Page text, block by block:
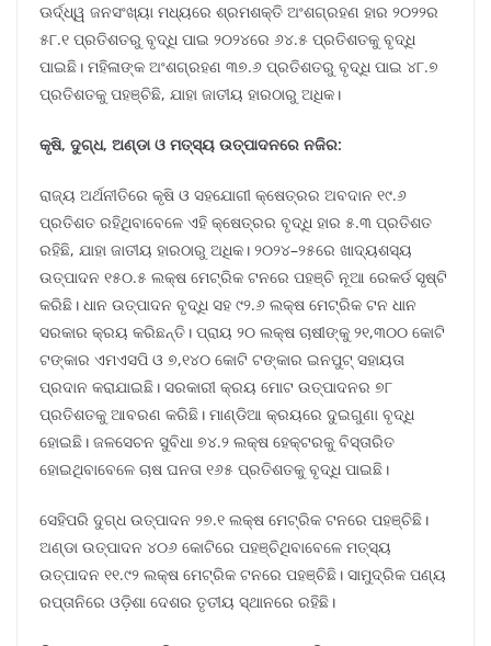
ଊର୍ଦ୍ଧ୍ୱ ଜନସଂଖ୍ୟା ମଧ୍ୟରେ ଶ୍ରମଶକ୍ତି ଅଂଶଗ୍ରହଣ ହାର ୨୦୨୨ର
୫୮.୧ ପ୍ରତିଶତରୁ ବୃଦ୍ଧି ପାଇ ୨୦୨୪ରେ ୬୪.୫ ପ୍ରତିଶତକୁ ବୃଦ୍ଧି
ପାଇଛି। ମହିଳାଙ୍କ ଅଂଶଗ୍ରହଣ ୩୭.୬ ପ୍ରତିଶତରୁ ବୃଦ୍ଧି ପାଇ ୪୮.୭
ପ୍ରତିଶତକୁ ପହଞ୍ଚିଛି, ଯାହା ଜାତୀୟ ହାରଠାରୁ ଅଧିକ।
କୃଷି, ଦୁଗ୍ଧ, ଅଣ୍ଡା ଓ ମତ୍ସ୍ୟ ଉତ୍ପାଦନରେ ନଜିର:
ରାଜ୍ୟ ଅର୍ଥନୀତିରେ କୃଷି ଓ ସହଯୋଗୀ କ୍ଷେତ୍ରର ଅବଦାନ ୧୯.୬
ପ୍ରତିଶତ ରହିଥିବାବେଳେ ଏହି କ୍ଷେତ୍ରର ବୃଦ୍ଧି ହାର ୫.୩ ପ୍ରତିଶତ
ରହିଛି, ଯାହା ଜାତୀୟ ହାରଠାରୁ ଅଧିକ। ୨୦୨୪–୨୫ରେ ଖାଦ୍ୟଶସ୍ୟ
ଉତ୍ପାଦନ ୧୫୦.୫ ଲକ୍ଷ ମେଟ୍ରିକ ଟନରେ ପହଞ୍ଚି ନୂଆ ରେକର୍ଡ ସୃଷ୍ଟି
କରିଛି। ଧାନ ଉତ୍ପାଦନ ବୃଦ୍ଧି ସହ ୯୨.୬ ଲକ୍ଷ ମେଟ୍ରିକ ଟନ ଧାନ
ସରକାର କ୍ରୟ କରିଛନ୍ତି। ପ୍ରାୟ ୨୦ ଲକ୍ଷ ଚାଷୀଙ୍କୁ ୨୧,୩୦୦ କୋଟି
ଟଙ୍କାର ଏମଏସପି ଓ ୭,୧୪୦ କୋଟି ଟଙ୍କାର ଇନପୁଟ୍ ସହାୟତା
ପ୍ରଦାନ କରାଯାଇଛି। ସରକାରୀ କ୍ରୟ ମୋଟ ଉତ୍ପାଦନର ୭୮
ପ୍ରତିଶତକୁ ଆବରଣ କରିଛି। ମାଣ୍ଡିଆ କ୍ରୟରେ ଦୁଇଗୁଣା ବୃଦ୍ଧି
ହୋଇଛି। ଜଳସେଚନ ସୁବିଧା ୭୪.୨ ଲକ୍ଷ ହେକ୍ଟରକୁ ବିସ୍ତାରିତ
ହୋଇଥିବାବେଳେ ଚାଷ ଘନତା ୧୬୫ ପ୍ରତିଶତକୁ ବୃଦ୍ଧି ପାଇଛି।
ସେହିପରି ଦୁଗ୍ଧ ଉତ୍ପାଦନ ୨୭.୧ ଲକ୍ଷ ମେଟ୍ରିକ ଟନରେ ପହଞ୍ଚିଛି।
ଅଣ୍ଡା ଉତ୍ପାଦନ ୪୦୬ କୋଟିରେ ପହଞ୍ଚିଥିବାବେଳେ ମତ୍ସ୍ୟ
ଉତ୍ପାଦନ ୧୧.୯୨ ଲକ୍ଷ ମେଟ୍ରିକ ଟନରେ ପହଞ୍ଚିଛି। ସାମୁଦ୍ରିକ ପଣ୍ୟ
ରପ୍ତାନିରେ ଓଡ଼ିଶା ଦେଶର ତୃତୀୟ ସ୍ଥାନରେ ରହିଛି।